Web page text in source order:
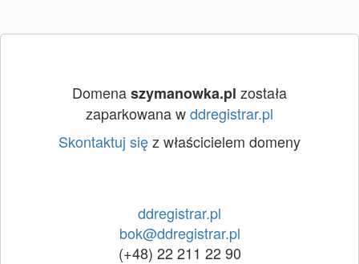
Domenaszymanowka.pl została
zaparkowana wddregistrar.pl
Skontaktuj sięz właścicielem domeny
ddregistrar.pl
bok@ddregistrar.pl
(+48) 22 211 22 90